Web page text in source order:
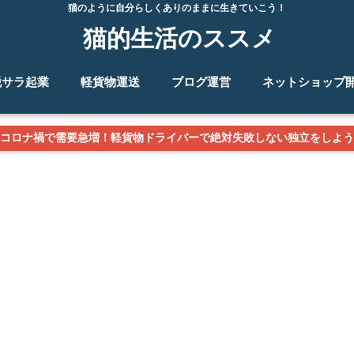
猫のように自分らしくありのままに生きていこう！
猫的生活のススメ
ラ起業 軽貨物運送 ブログ運営 ネットショップ
ロナ禍で需要急増！軽貨物ドライバーで絶対失敗しない独立をしよ